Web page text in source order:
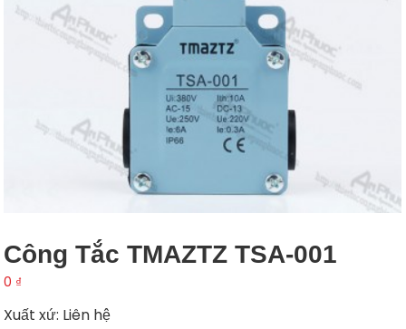
Công Tắc TMAZTZ TSA-001
0 ₫
Xuất xứ: Liên hệ